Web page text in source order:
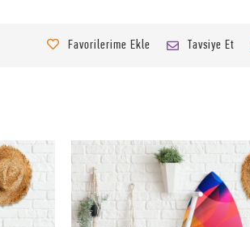
Favorilerime Ekle Tavsiye Et